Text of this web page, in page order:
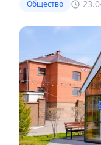
Общество